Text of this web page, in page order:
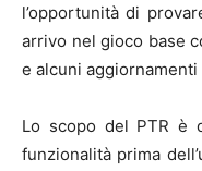
l’opportunità di
arrivo nel gioco base
e alcuni
Lo scopo del PTR è
funzionalità prima